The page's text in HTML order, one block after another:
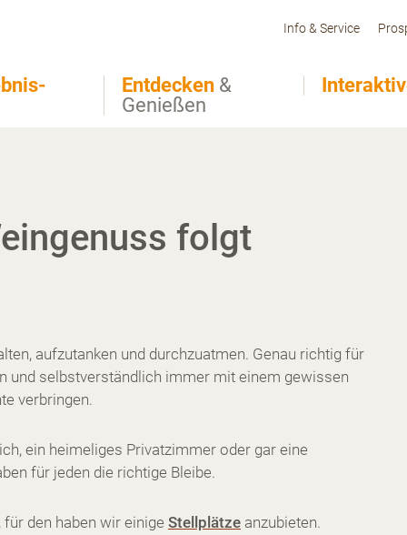
Entdecken &
Genießen
Info & Service
folgt
aufzutanken und durchzuatmen. Genau richtig für
und selbstverständlich immer mit einem gewissen
verbringen.
ein heimeliges Privatzimmer oder gar eine
für jeden die richtige Bleibe.
den haben wir einige Stellplätze anzubieten.